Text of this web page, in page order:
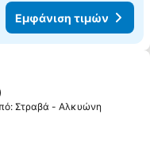
Εμφάνιση τιμών
στα αγαπημένα
Στραβά - Αλκυώνη